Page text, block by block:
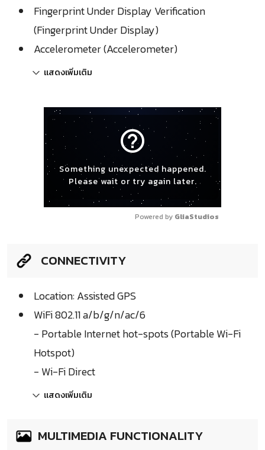
Fingerprint Under Display Verification
(Fingerprint Under Display)
Accelerometer (Accelerometer)
แสดงเพิ่มเติม
help_outline
Something unexpected happened.
Please wait or try again later.
Powered by GliaStudios
CONNECTIVITY
Location: Assisted GPS
WiFi 802.11 a/b/g/n/ac/6
- Portable Internet hot-spots (Portable Wi-Fi
Hotspot)
- Wi-Fi Direct
แสดงเพิ่มเติม
MULTIMEDIA FUNCTIONALITY